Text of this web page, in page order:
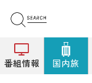
番組情報 国内旅